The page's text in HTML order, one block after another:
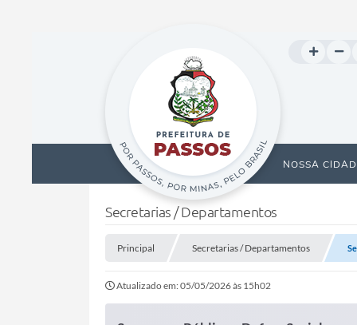
NOSSA
Secretarias / Departamentos
Principal Secretarias / Departamentos
Atualizado em: 05/05/2026 às 15h02